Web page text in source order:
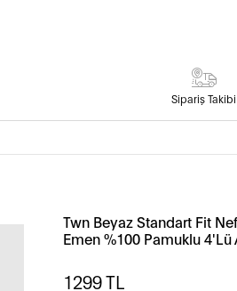
Sipariş Takibi
Twn Beyaz Standart Fit
Emen %100 Pamuklu 4'Lü
1299TL